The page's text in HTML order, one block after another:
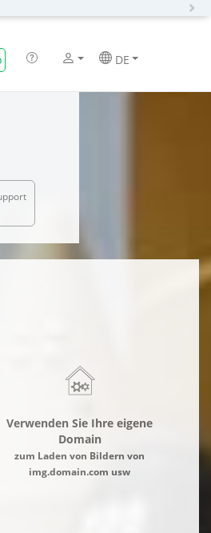
DE
Verwenden Sie Ihre eigene
Domain
zum Laden von Bildern von
img.domain.com usw